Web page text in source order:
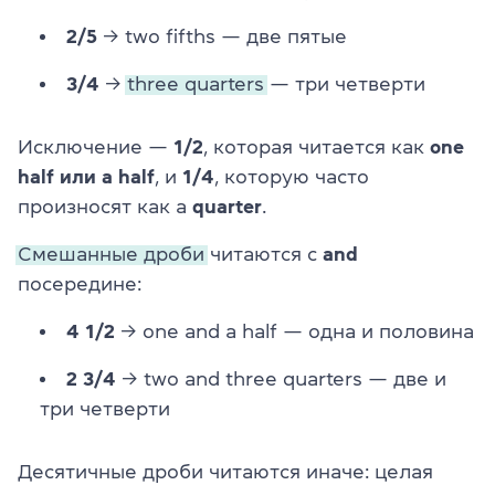
2/5 → two fifths — две пятые
3/4 → three quarters — три четверти
Исключение — 1/2 , которая читается как one
half или a half , и 1/4 , которую часто
произносят как a quarter
Смешанные дроби читаются с and
посередине:
4 1/2 → one and a half — одна и половина
2 3/4 → two and three quarters — две и
три четверти
Десятичные дроби читаются иначе: целая